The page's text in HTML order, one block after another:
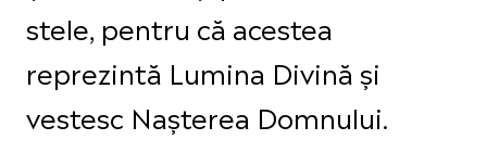
stele, pentru că acestea
reprezintă Lumina Divină și
vestesc Nașterea Domnului.